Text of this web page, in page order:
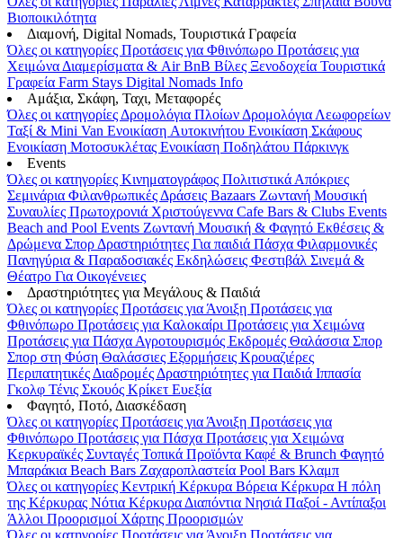
Βιοποικιλότητα
Διαμονή, Digital Nomads, Τουριστικά Γραφεία
Όλες οι κατηγορίες Προτάσεις για Φθινόπωρο Προτάσεις για
Χειμώνα Διαμερίσματα & Air BnB Βίλες Ξενοδοχεία Τουριστικά
Γραφεία Farm Stays Digital Nomads Info
Αμάξια, Σκάφη, Ταχι, Μεταφορές
Όλες οι κατηγορίες Δρομολόγια Πλοίων Δρομολόγια Λεωφορείων
Ταξί & Μini Van Ενοικίαση Aυτοκινήτου Ενοικίαση Σκάφους
Ενοικίαση Μοτοσυκλέτας Ενοικίαση Ποδηλάτου Πάρκινγκ
Events
Όλες οι κατηγορίες Κινηματογράφος Πολιτιστικά Απόκριες
Σεμινάρια Φιλανθρωπικές Δράσεις Bazaars Ζωντανή Μουσική
Συναυλίες Πρωτοχρονιά Χριστούγεννα Cafe Bars & Clubs Events
Beach and Pool Events Ζωντανή Μουσική & Φαγητό Εκθέσεις &
Δρώμενα Σπορ Δραστηριότητες Για παιδιά Πάσχα Φιλαρμονικές
Πανηγύρια & Παραδοσιακές Εκδηλώσεις Φεστιβάλ Σινεμά &
Θέατρο Για Οικογένειες
Δραστηριότητες για Μεγάλους & Παιδιά
Όλες οι κατηγορίες Προτάσεις για Άνοιξη Προτάσεις για
Φθινόπωρο Προτάσεις για Καλοκαίρι Προτάσεις για Χειμώνα
Προτάσεις για Πάσχα Αγροτουρισμός Εκδρομές Θαλάσσια Σπορ
Σπορ στη Φύση Θαλάσσιες Εξορμήσεις Κρουαζιέρες
Περιπατητικές Διαδρομές Δραστηριότητες για Παιδιά Ιππασία
Γκολφ Τένις Σκουός Κρίκετ Ευεξία
Φαγητό, Ποτό, Διασκέδαση
Όλες οι κατηγορίες Προτάσεις για Άνοιξη Προτάσεις για
Φθινόπωρο Προτάσεις για Πάσχα Προτάσεις για Χειμώνα
Κερκυραϊκές Συνταγές Τοπικά Προϊόντα Καφέ & Brunch Φαγητό
Μπαράκια Beach Bars Ζαχαροπλαστεία Pool Bars Κλαμπ
Όλες οι κατηγορίες Κεντρική Κέρκυρα Βόρεια Κέρκυρα Η πόλη
της Κέρκυρας Νότια Κέρκυρα Διαπόντια Νησιά Παξοί - Αντίπαξοι
Άλλοι Προορισμοί Χάρτης Προορισμών
Όλες οι κατηγορίες Προτάσεις για Άνοιξη Προτάσεις για